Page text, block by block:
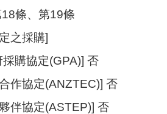
條、第19條
之採購]
購協定(GPA)] 否
作協定(ANZTEC)] 否
伴協定(ASTEP)] 否